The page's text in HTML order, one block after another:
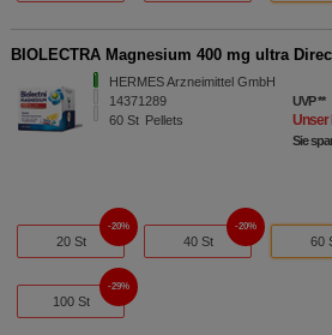
BIOLECTRA Magnesium 400 mg ultra
HERMES Arzneimittel GmbH
14371289
60 St Pellets
UVP**
Unser
Sie
20 St
20%
40 St
20%
60
100 St
29%